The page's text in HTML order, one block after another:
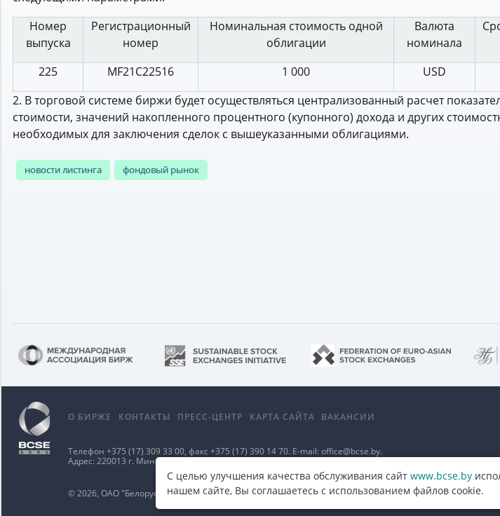
Номер
выпуска
Регистрационный
номер
Номинальная стоимость одной
облигации
Валюта
номинала
225
MF21С22516 1 000 USD
2. В торговой системе биржи будет осуществляться централизованный расчет
стоимости, значений накопленного процентного (купонного) дохода и других
необходимых для заключения сделок с вышеуказанными облигациями.
новости листинга фондовый рынок
О БИРЖЕ КОНТАКТЫ ПРЕСС-ЦЕНТР КАРТА САЙТА ВАКАНСИИ
Телефон +375 (17) 309 33 00, факс +375 (17) 390 14 70. E-mail:office@bcse.by.
Адрес: 220013 г. Минск ул. Сурганова д. 48а.
© 2026, ОАО "Белорусская валютно-фондовая биржа"
С целью улучшения качества обслуживания сайт www.bcse.by
нашем сайте, Вы соглашаетесь с использованием файлов cookie.